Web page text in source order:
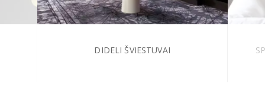
DIDELI ŠVIESTUVAI